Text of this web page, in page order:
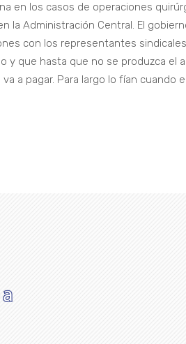
en los casos de operaciones
la Administración Central. El
con los representantes
y que hasta que no se produzca el
a pagar. Para largo lo fían cuando